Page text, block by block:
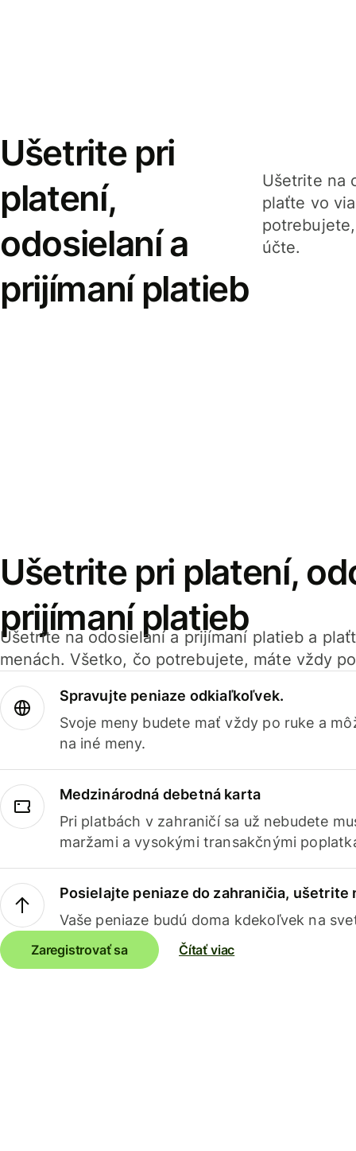
Ušetrite pri
platení,
odosielaní a
prijímaní platieb
Ušetrite na
plaťte vo
účte.
Ušetrite pri platení,
prijímaní platieb
Ušetrite na odosielaní a prijímaní platieb a
menách. Všetko, čo potrebujete, máte vždy
Spravujte peniaze odkiaľkoľvek.
Svoje meny budete mať vždy po ruke a
na iné meny.
Medzinárodná debetná karta
Pri platbách v zahraničí sa už nebudete
maržami a vysokými transakčnými
Posielajte peniaze do zahraničia, ušetrite
Vaše peniaze budú doma kdekoľvek na
Zaregistrovať sa Čítať viac